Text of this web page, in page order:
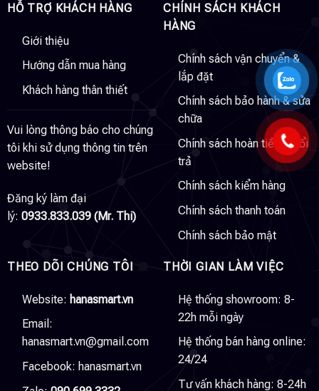
HỖ TRỢ KHÁCH HÀNG
Giới thiệu
Hướng dẫn mua hàng
Khách hàng thân thiết
Vui lòng thông báo cho chúng
tôi khi sử dụng thông tin trên
website!
Đăng ký làm đại
lý: 0933.833.039 (Mr. Thi)
CHÍNH SÁCH KHÁCH
HÀNG
Chính sách vận chuyển &
lắp đặt
Chính sách bảo hành & sửa
chữa
Chính sách hoàn tiền & đổi
trả
Chính sách kiểm hàng
Chính sách thanh toán
Chính sách bảo mật
THEO DÕI CHÚNG TÔI
Website: hanasmart.vn
Email:
hanasmart.vn@gmail.com
Facebook: hanasmart.vn
THỜI GIAN LÀM VIỆC
Hệ thống showroom: 8-
22h mỗi ngày
Hệ thống bán hàng online:
24/24
Tư vấn khách hàng: 8-24h